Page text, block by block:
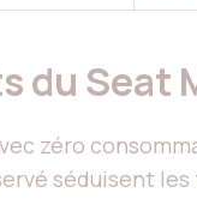
du Seat
zéro
séduisent